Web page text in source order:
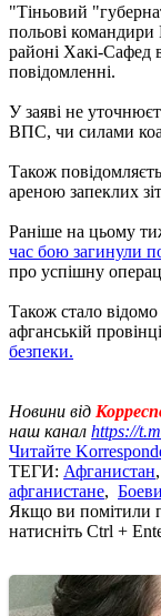
"Тіньовий
польові командири
районі Хакі-Сафед
повідомленні.
У заяві не
ВПС, чи силами
Також
ареною запеклих
Раніше на цьому
час бою загинули
про успішну
Також стало відомо
афганській
безпеки.
Новини від
наш канал https://
Читайте
ТЕГИ: Афганистан,
афганистане,
Якщо ви помітили
натисніть Ctrl +